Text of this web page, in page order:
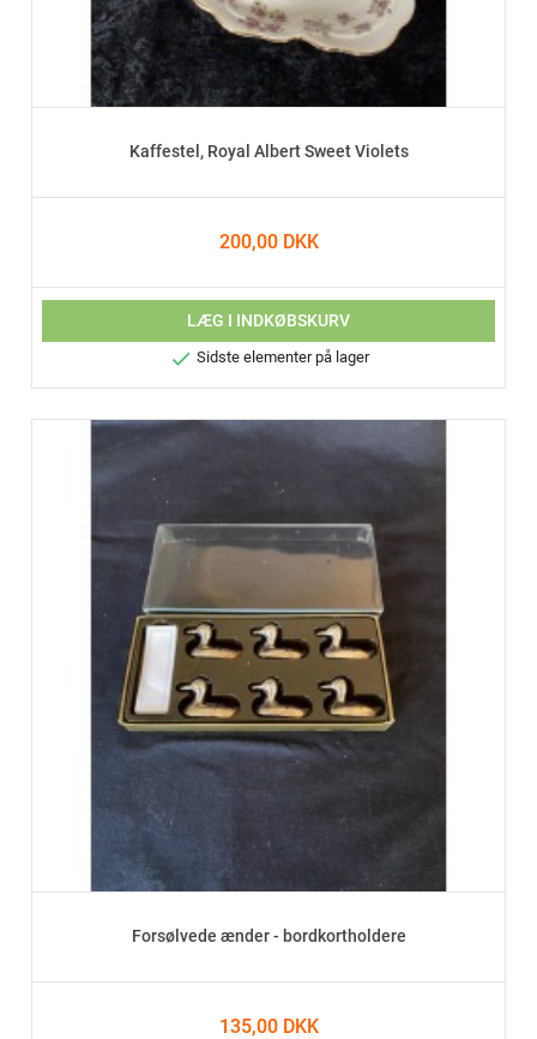
Kaffestel, Royal Albert Sweet Violets
200,00 DKK
LÆG I INDKØBSKURV
 Sidste elementer på lager
Forsølvede ænder - bordkortholdere
135,00 DKK